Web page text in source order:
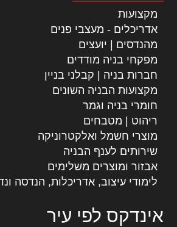
מקצועות
אדריכלים - מעצבי פנים
מהנדסים | יועצים
מפקחי בניה מודדים
חברות בניה | קבלני בניין
מקצועות הבניה השונים
חומרי בניה וגמר
ריהוט | מטבחים
מוצרי חשמל ואלקטרוניקה
שירותים לענף הבניה
אבזור ומוצרים משלימים
לימודי עיצוב, אדריכלות, הנדסה
אינדקס לפי עיר